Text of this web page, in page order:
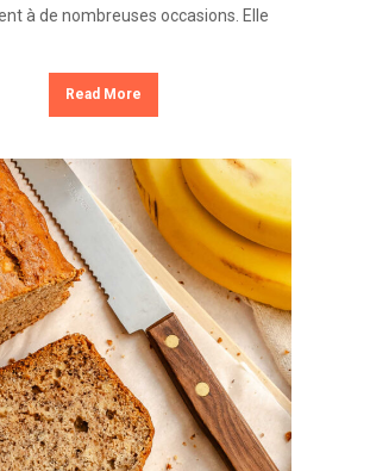
à de nombreuses occasions. Elle
Read More